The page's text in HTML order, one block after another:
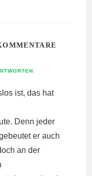
ist, das hat
Denn jeder
er auch
an der